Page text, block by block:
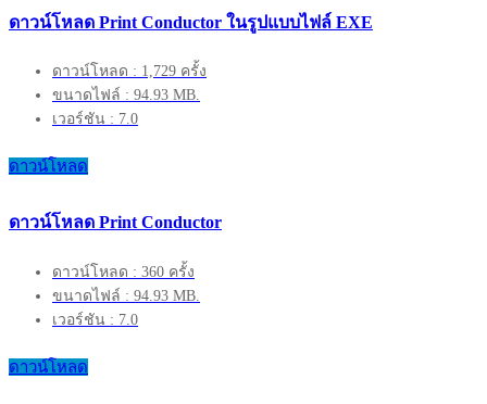
ดาวน์โหลด Print Conductor ในรูปแบบไฟล์ EXE
ดาวน์โหลด : 1,729 ครั้ง
ขนาดไฟล์ : 94.93 MB.
เวอร์ชัน : 7.0
ดาวน์โหลด
ดาวน์โหลด Print Conductor
ดาวน์โหลด : 360 ครั้ง
ขนาดไฟล์ : 94.93 MB.
เวอร์ชัน : 7.0
ดาวน์โหลด